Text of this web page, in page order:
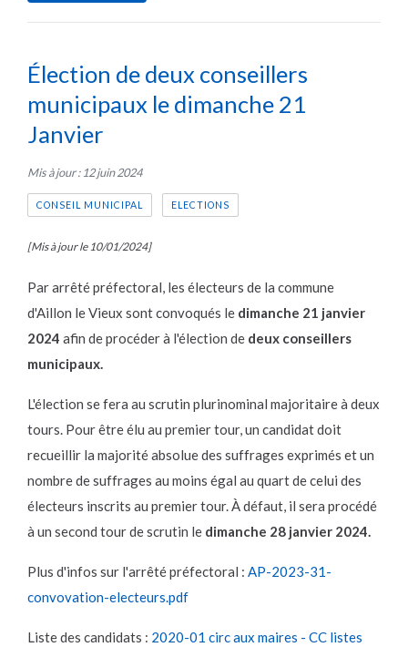
Élection de deux conseillers
municipaux le dimanche 21
Janvier
Mis à jour : 12 juin 2024
CONSEIL MUNICIPAL ELECTIONS
[Mis à jour le 10/01/2024]
Par arrêté préfectoral, les électeurs de la commune
d'Aillon le Vieux sont convoqués le dimanche 21 janvier
2024 afin de procéder à l'élection de deux conseillers
municipaux.
L'élection se fera au scrutin plurinominal majoritaire à deux
tours. Pour être élu au premier tour, un candidat doit
recueillir la majorité absolue des suffrages exprimés et un
nombre de suffrages au moins égal au quart de celui des
électeurs inscrits au premier tour. À défaut, il sera procédé
à un second tour de scrutin le dimanche 28 janvier 2024.
Plus d'infos sur l'arrêté préfectoral : AP-2023-31-
convovation-electeurs.pdf
Liste des candidats : 2020-01 circ aux maires - CC listes